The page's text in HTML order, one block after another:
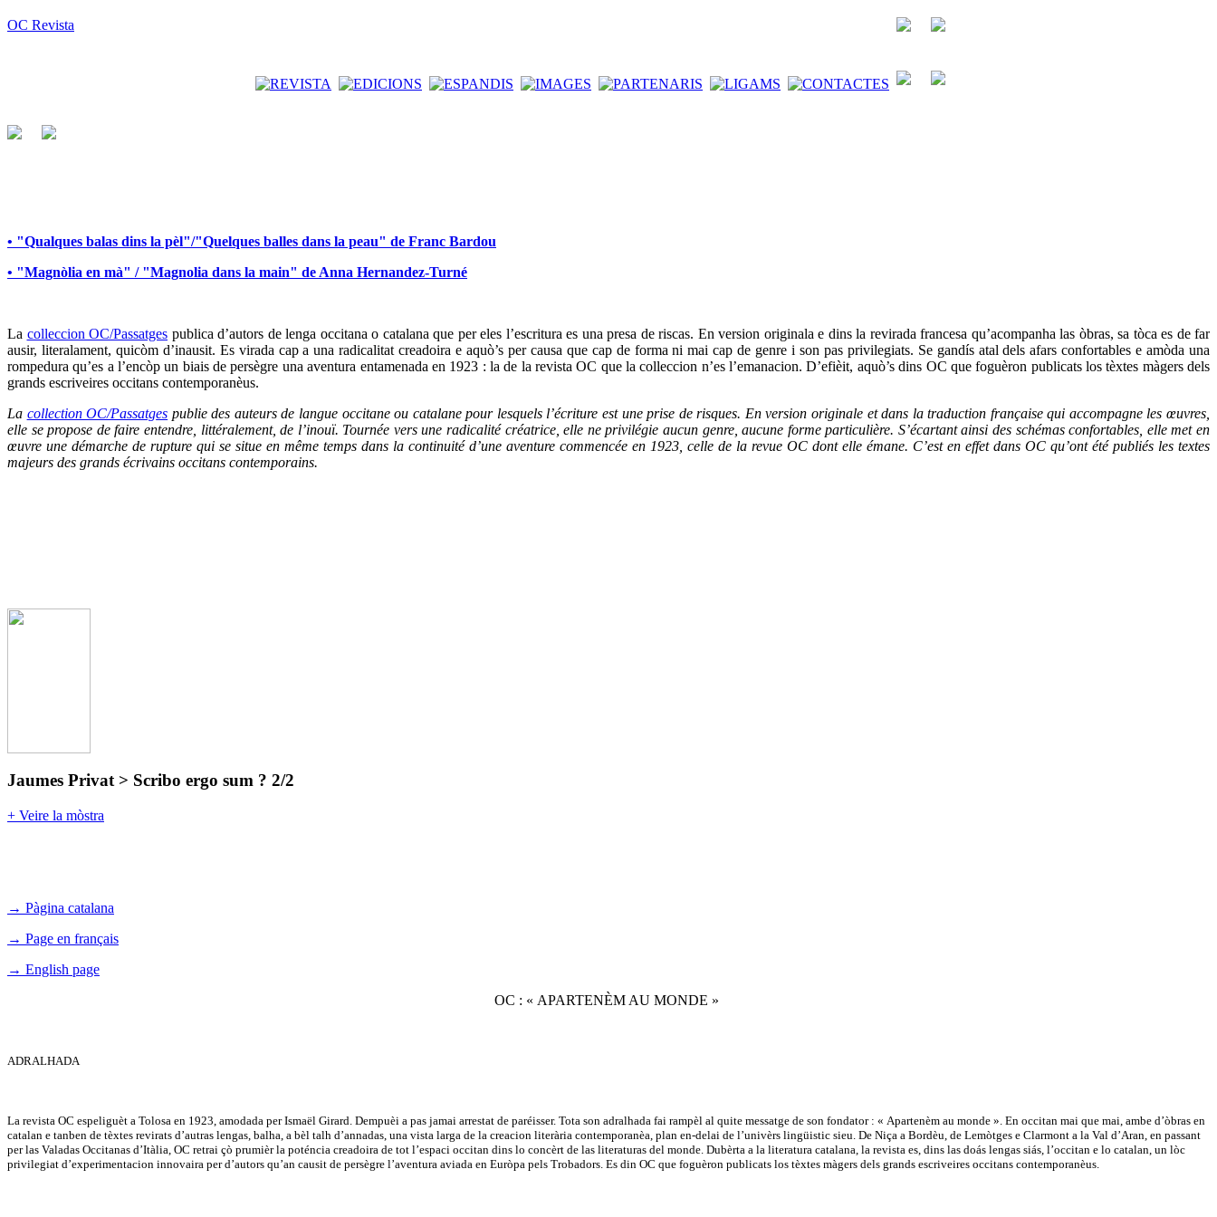
OC Revista
• "Qualques balas dins la pèl"/"Quelques balles dans la peau" de Franc Bardou
• "Magnòlia en mà" / "Magnolia dans la main" de Anna Hernandez-Turné
La colleccion OC/Passatges publica d’autors de lenga occitana o catalana que per eles l’escritura es una presa de riscas. En version originala e dins la revirada francesa qu’acompanha las òbras, sa tòca es de far
ausir, literalament, quicòm d’inausit. Es virada cap a una radicalitat creadoira e aquò’s per causa que cap de forma ni mai cap de genre i son pas privilegiats. Se gandís atal dels afars confortables e amòda una
rompedura qu’es a l’encòp un biais de persègre una aventura entamenada en 1923 : la de la revista OC que la colleccion n’es l’emanacion. D’efièit, aquò’s dins OC que foguèron publicats los tèxtes màgers dels
grands escriveires occitans contemporanèus.
La collection OC/Passatges publie des auteurs de langue occitane ou catalane pour lesquels l’écriture est une prise de risques. En version originale et dans la traduction française qui accompagne les œuvres,
elle se propose de faire entendre, littéralement, de l’inouï. Tournée vers une radicalité créatrice, elle ne privilégie aucun genre, aucune forme particulière. S’écartant ainsi des schémas confortables, elle met en
œuvre une démarche de rupture qui se situe en même temps dans la continuité d’une aventure commencée en 1923, celle de la revue OC dont elle émane. C’est en effet dans OC qu’ont été publiés les textes
majeurs des grands écrivains occitans contemporains.
Jaumes Privat > Scribo ergo sum ? 2/2
+ Veire la mòstra
→ Pàgina catalana
→ Page en français
→ English page
OC : « APARTENÈM AU MONDE »
ADRALHADA
La revista OC espeliguèt a Tolosa en 1923, amodada per Ismaël Girard. Dempuèi a pas jamai arrestat de paréisser. Tota son adralhada fai rampèl al quite messatge de son fondator : « Apartenèm au monde ». En occitan mai que mai, ambe d’òbras en
catalan e tanben de tèxtes revirats d’autras lengas, balha, a bèl talh d’annadas, una vista larga de la creacion literària contemporanèa, plan en-delai de l’univèrs lingüistic sieu. De Niça a Bordèu, de Lemòtges e Clarmont a la Val d’Aran, en passant
per las Valadas Occitanas d’Itàlia, OC retrai çò prumièr la poténcia creadoira de tot l’espaci occitan dins lo concèrt de las literaturas del monde. Dubèrta a la literatura catalana, la revista es, dins las doás lengas siás, l’occitan e lo catalan, un lòc
privilegiat d’experimentacion innovaira per d’autors qu’an causit de persègre l’aventura aviada en Euròpa pels Trobadors. Es din OC que foguèron publicats los tèxtes màgers dels grands escriveires occitans contemporanèus.